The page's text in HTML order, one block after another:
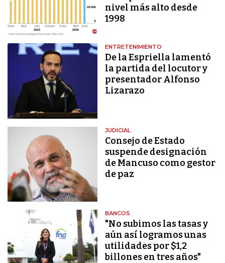
nivel más alto desde
1998
ENTRETENIMIENTO
De la Espriella lamentó
la partida del locutor y
presentador Alfonso
Lizarazo
JUDICIAL
Consejo de Estado
suspende designación
de Mancuso como gestor
de paz
BANCOS
"No subimos las tasas y
aún así logramos unas
utilidades por $1,2
billones en tres años"